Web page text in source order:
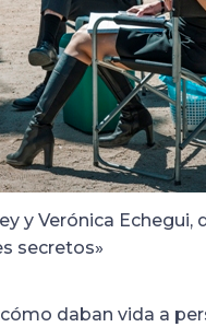
y Verónica Echegui,
secretos»
daban vida a